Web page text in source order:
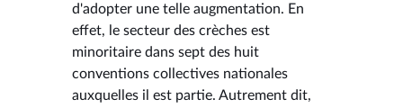
d'adopter une telle augmentation. En
effet, le secteur des crèches est
minoritaire dans sept des huit
conventions collectives nationales
auxquelles il est partie. Autrement dit,